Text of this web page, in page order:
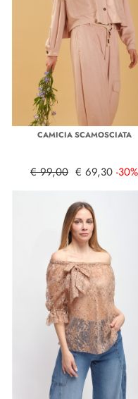
CAMICIA SCAMOSCIATA
€ 99,00 € 69,30 -30%